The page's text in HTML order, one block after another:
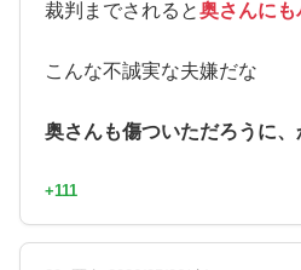
裁判までされると奥さんに
こんな不誠実な夫嫌だな
奥さんも傷ついただろうに、
+111